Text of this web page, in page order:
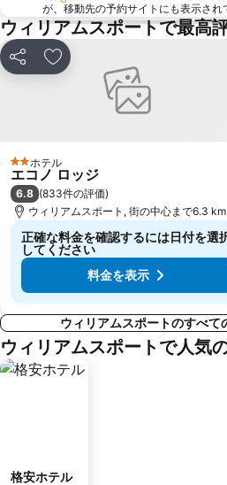
が、移動先の予約サイトにも表示され
ウィリアムスポートで最高
シェア お気に入りに追加
2 ホテルのランク
ホテル
エコノ ロッジ
6.8 (833件の評価)
ウィリアムスポート, 街の中心まで6.3 km
正確な料金を確認するには日付を選
してください
料金を表示
ウィリアムスポートのすべて
ウィリアムスポートで人気
格安ホテル